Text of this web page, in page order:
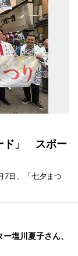
ド」 スポー
7日、「七夕まつ
塩川夏子さん、